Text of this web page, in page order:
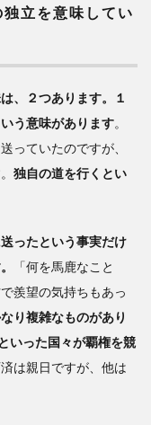
立を意味してい
、２つあります。１
う意味があります。
っていたのですが、
独自の道を行くとい
ったという事実だけ
「何を馬鹿なこと
羨望の気持ちもあっ
り複雑なものがあり
いった国々が覇権を競
は親日ですが、他は